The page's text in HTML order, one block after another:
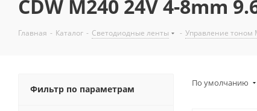
CDW M240 24V 4-8mm
Главная - Каталог - Светодиодные ленты - Управление тоном
По умолчанию
Фильтр по параметрам